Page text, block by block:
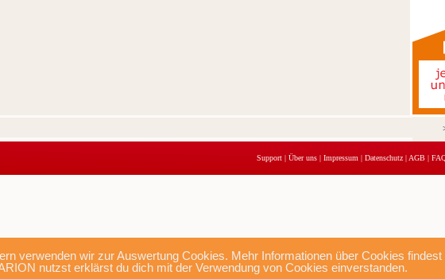
verwenden wir zur Auswertung Cookies. Mehr Informationen über Cookies findest
nutzst erklärst du dich mit der Verwendung von Cookies einverstanden.
Support | Über uns | Impressum | Datenschutz | AGB |